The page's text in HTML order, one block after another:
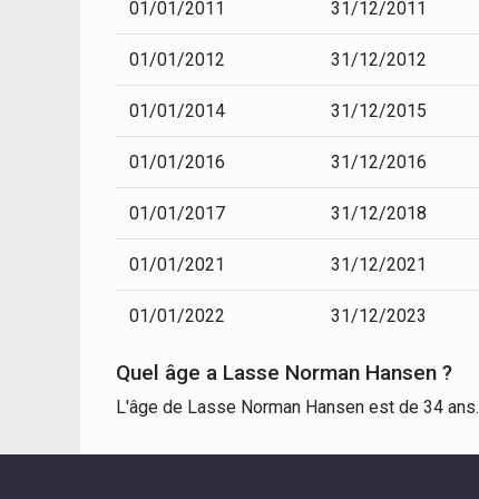
01/01/2011 31/12/2011
01/01/2012 31/12/2012
01/01/2014 31/12/2015
01/01/2016 31/12/2016
01/01/2017 31/12/2018
01/01/2021 31/12/2021
01/01/2022 31/12/2023
Quel âge a Lasse Norman Hansen ?
L'âge de Lasse Norman Hansen est de 34 ans.